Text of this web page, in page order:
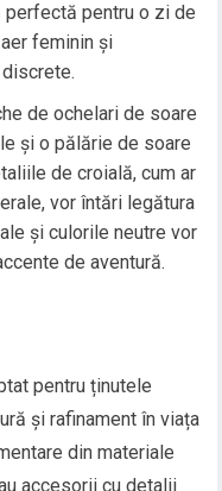
pentru o zi de
feminin și
de ochelari de soare
și o pălărie de soare
de croială, cum ar
vor întări legătura
și culorile neutre vor
de aventură.
pentru ținutele
și rafinament în viața
din materiale
accesorii cu detalii